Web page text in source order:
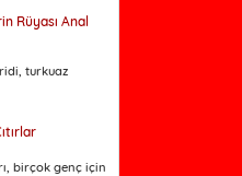
Rüyası Anal
turkuaz
birçok genç için